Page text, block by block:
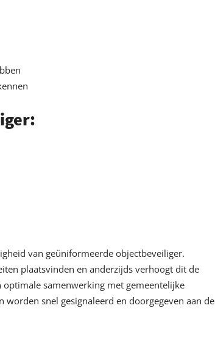
van geüniformeerde objectbeveiliger.
plaatsvinden en anderzijds verhoogt dit de
samenwerking met gemeentelijke
snel gesignaleerd en doorgegeven aan de